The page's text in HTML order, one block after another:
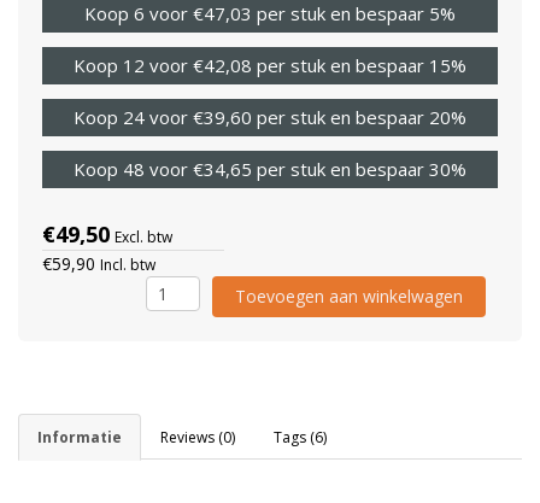
Koop 6 voor €47,03 per stuk en bespaar 5%
Koop 12 voor €42,08 per stuk en bespaar 15%
Koop 24 voor €39,60 per stuk en bespaar 20%
Koop 48 voor €34,65 per stuk en bespaar 30%
€49,50 Excl. btw
€59,90 Incl. btw
Toevoegen aan winkelwagen
Informatie Reviews (0) Tags (6)